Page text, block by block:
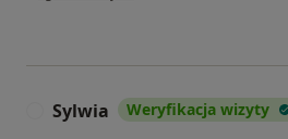
Sylwia Weryfikacja wizyty